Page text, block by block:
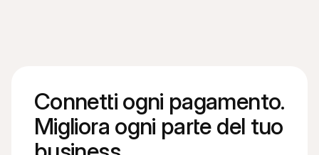
Connetti ogni pagamento.
Migliora ogni parte del tuo